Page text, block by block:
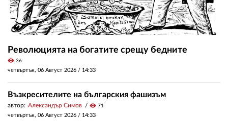
Революцията на богатите срещу бедните
visibility 36
четвъртък, 06 Август 2026 / 14:33
Възкресителите на българския фашизъм
автор: Александър Симов visibility 71
четвъртък, 06 Август 2026 / 14:33